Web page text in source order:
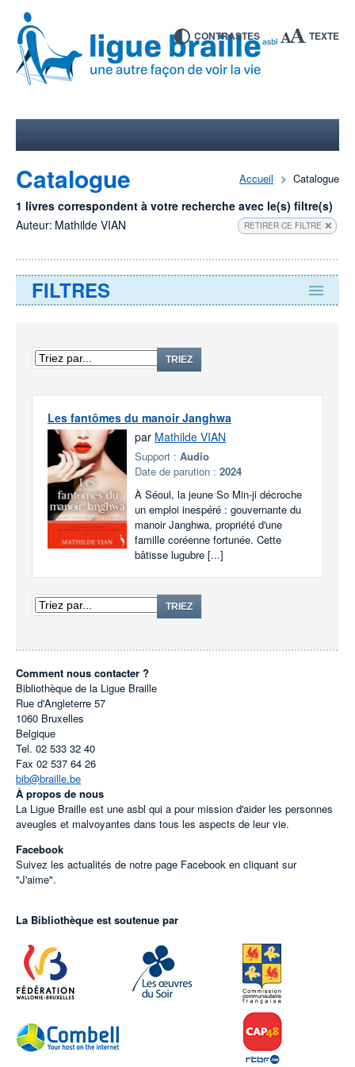
CONTRASTES TEXTE
Accueil Catalogue
Catalogue
1 livres correspondent à votre recherche avec le(s) filtre(s)
Auteur: Mathilde VIAN RETIRER CE FILTRE
FILTRES
TRIEZ
Les fantômes du manoir Janghwa
par Mathilde VIAN
Support : Audio
Date de parution : 2024
À Séoul, la jeune So Min-ji décroche
un emploi inespéré : gouvernante du
manoir Janghwa, propriété d'une
famille coréenne fortunée. Cette
bâtisse lugubre [...]
TRIEZ
Comment nous contacter ?
Bibliothèque de la Ligue Braille
Rue d'Angleterre 57
1060 Bruxelles
Belgique
Tel. 02 533 32 40
Fax 02 537 64 26
bib@braille.be
À propos de nous
La Ligue Braille est une asbl qui a pour mission d'aider les personnes
aveugles et malvoyantes dans tous les aspects de leur vie.
Facebook
Suivez les actualités de notre page Facebook en cliquant sur
"J'aime".
La Bibliothèque est soutenue par